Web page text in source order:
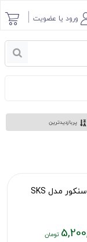
ورود یا عضویت
پربازدیدترین
ترازو آشپزخانه سنکور مدل SKS